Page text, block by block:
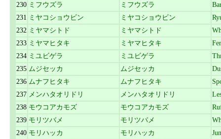
230 ミフウズラ ミフウズラ
231 ミヤコショウビン ミヤコショウビン
232 ミヤマシトド ミヤマシトド
233 ミヤマヒタキ ミヤマヒタキ
234 ミユビゲラ ミユビゲラ
235 ムジセッカ ムジセッカ
236 ムナフヒタキ ムナフヒタキ
237 メンハタオリドリ メンハタオリドリ
238 モウコアカモズ モウコアカモズ
239 モリツバメ モリツバメ
240 モリハッカ モリハッカ